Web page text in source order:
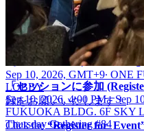
——
■参加登録方法 | How to
「セッションに参加
録をお願いいたします！
Click the“Register for
Sep 10, 2026, GMT+9∙ ONE
LOBBY
Sep 10, 2026, 4:00 PM - Sep
FUKUOKA BLDG. 6F SKY
Thursday Gathering #84